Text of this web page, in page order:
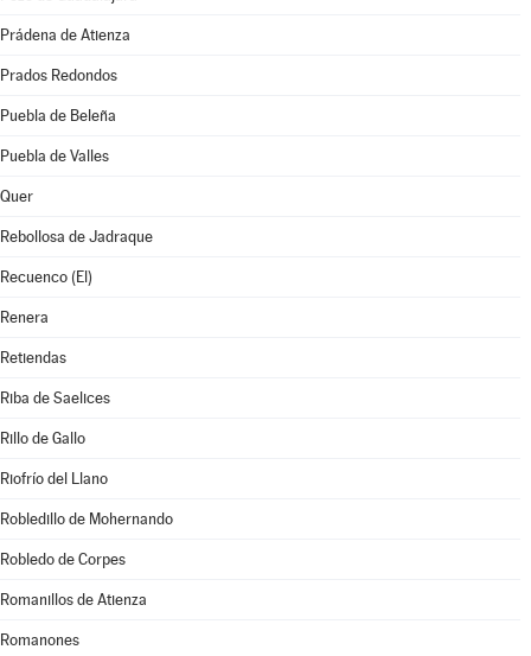
Prádena de Atienza
Prados Redondos
Puebla de Beleña
Puebla de Valles
Quer
Rebollosa de Jadraque
Recuenco (El)
Renera
Retiendas
Riba de Saelices
Rillo de Gallo
Riofrío del Llano
Robledillo de Mohernando
Robledo de Corpes
Romanillos de Atienza
Romanones